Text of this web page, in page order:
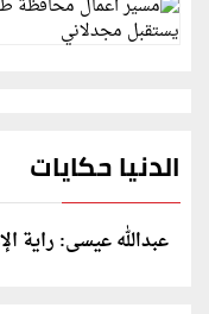
الدنيا حكايات
عبدالله عيسى: راية